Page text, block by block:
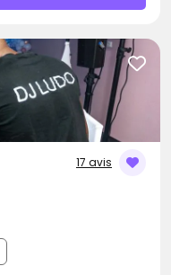
17 avis